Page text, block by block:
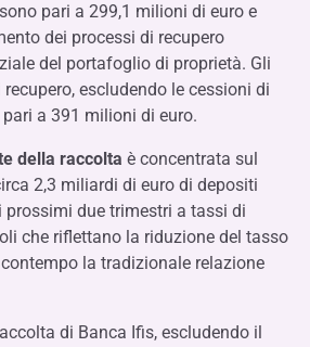
pari a 299,1 milioni di euro e
dei processi di recupero
del portafoglio di proprietà. Gli
escludendo le cessioni di
a 391 milioni di euro.
della raccolta è concentrata sul
2,3 miliardi di euro di depositi
prossimi due trimestri a tassi di
che riflettano la riduzione del tasso
la tradizionale relazione
di Banca Ifis, escludendo il